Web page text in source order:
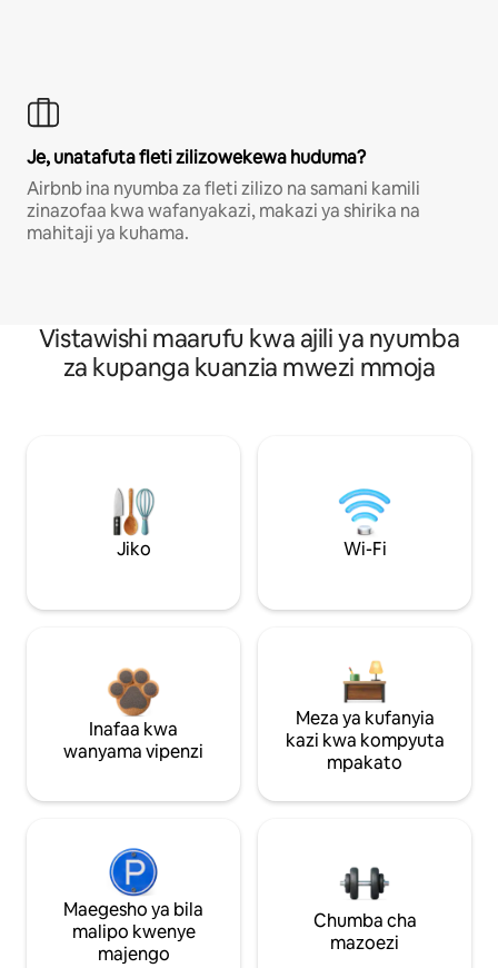
Je, unatafuta fleti zilizowekewa huduma?
Airbnb ina nyumba za fleti zilizo na samani kamili
zinazofaa kwa wafanyakazi, makazi ya shirika na
mahitaji ya kuhama.
Vistawishi maarufu kwa ajili ya nyumba
za kupanga kuanzia mwezi mmoja
Jiko Wi-Fi
Inafaa kwa
wanyama vipenzi
Meza ya kufanyia
kazi kwa kompyuta
mpakato
Maegesho ya bila
malipo kwenye
majengo
Chumba cha
mazoezi